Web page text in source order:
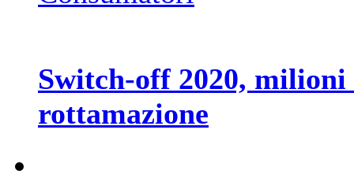
Switch-off 2020,
rottamazione